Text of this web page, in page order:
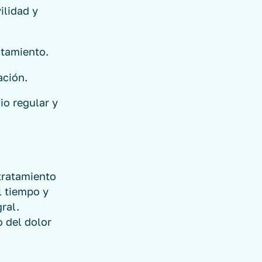
y
regular y
tiempo y
del dolor